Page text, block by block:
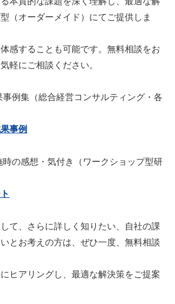
（オーダーメイド）にてご提供しま
感することも可能です。無料相談をお
軽にご相談ください。
例集（総合経営コンサルティング・各
事例
の感想・気付き（ワークショップ型研
て、さらに詳しく知りたい、自社の課
とお考えの方は、ぜひ一度、無料相談
ヒアリングし、最適な解決策をご提案